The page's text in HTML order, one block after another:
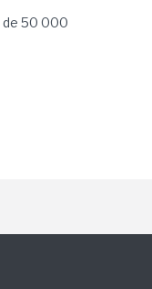
de 50 000